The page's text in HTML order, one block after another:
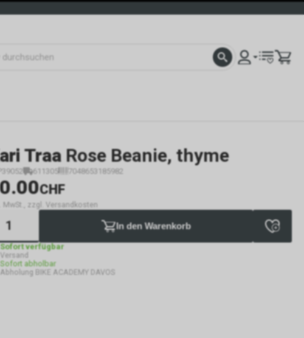
Traa Rose Beanie, thyme
611305 7048653185982
CHF
MwSt., zzgl. Versandkosten
In den Warenkorb
Sofort verfügbar
Versand
Sofort abholbar
Abholung BIKE ACADEMY DAVOS